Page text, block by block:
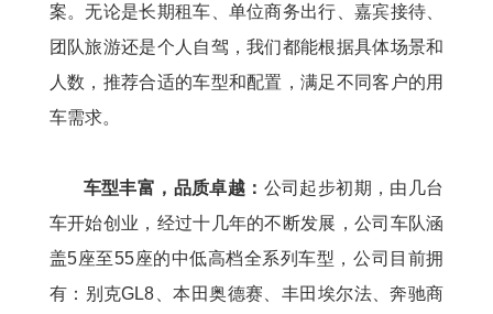
案。无论是长期租车、单位商务出行、嘉宾接待、
团队旅游还是个人自驾，我们都能根据具体场景和
人数，推荐合适的车型和配置，满足不同客户的用
车需求。
车型丰富，品质卓越： 公司起步初期，由几台
车开始创业，经过十几年的不断发展，公司车队涵
盖5座至55座的中低高档全系列车型，公司目前拥
有：别克GL8、本田奥德赛、丰田埃尔法、奔驰商